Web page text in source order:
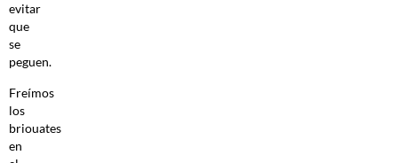
evitar
que
se
peguen.
Freímos
los
briouates
en